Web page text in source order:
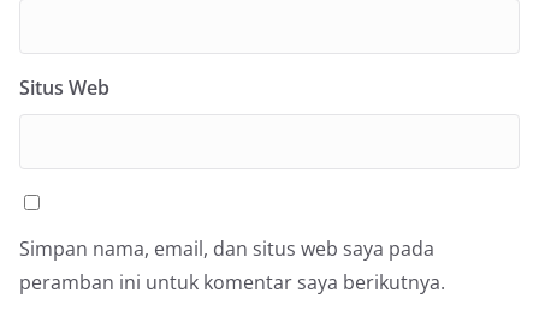
Situs Web
Simpan nama, email, dan situs web saya pada
peramban ini untuk komentar saya berikutnya.